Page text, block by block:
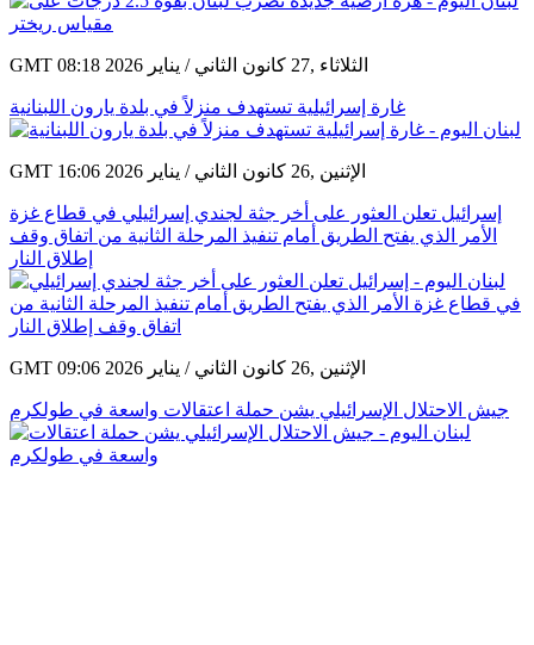
GMT 08:18 2026 الثلاثاء ,27 كانون الثاني / يناير
غارة إسرائيلية تستهدف منزلاً في بلدة يارون اللبنانية
GMT 16:06 2026 الإثنين ,26 كانون الثاني / يناير
إسرائيل تعلن العثور على أخر جثة لجندي إسرائيلي في قطاع غزة
الأمر الذي يفتح الطريق أمام تنفيذ المرحلة الثانية من اتفاق وقف
إطلاق النار
GMT 09:06 2026 الإثنين ,26 كانون الثاني / يناير
جيش الاحتلال الإسرائيلي يشن حملة اعتقالات واسعة في طولكرم